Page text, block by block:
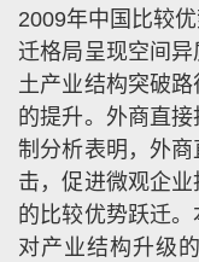
2009年中国比较
迁格局呈现空间
土产业结构突破
的提升。外商直
制分析表明，外
击，促进微观企
的比较优势跃迁
对产业结构升级